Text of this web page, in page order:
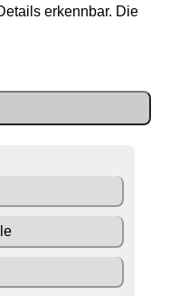
erkennbar. Die